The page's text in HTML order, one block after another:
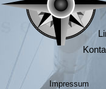
Impressum